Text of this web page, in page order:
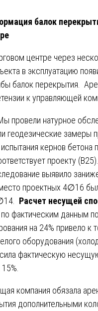
балок
центре через
в эксплуатацию
балок перекрытия.
к управляющей
провели натурное
геодезические замеры
кернов бетона
проекту
выявило
проектных 4∅16
Расчет несущей
по фактическим данным
на 24% привело к
оборудования
фактическую
компания обязала
дополнительными